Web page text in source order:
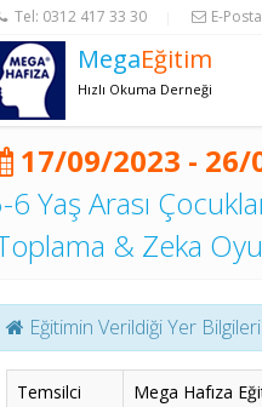
Tel: 0312 417 33 30 E-
MegaEğitim
Hızlı Okuma Derneği
17/09/2023 - 26/
6 Yaş Arası
& Zeka
Eğitimin Verildiği Yer Bilgileri
Temsilci
Mega Hafıza